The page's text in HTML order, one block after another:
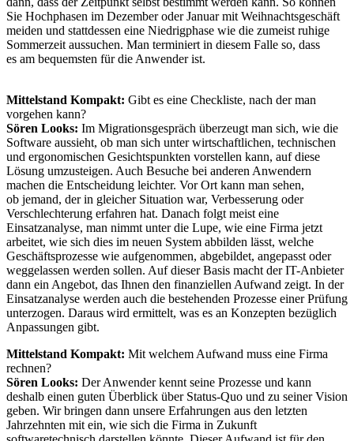
Sie Hochphasen im Dezember oder Januar mit Weihnachtsgeschäft
meiden und stattdessen eine Niedrigphase wie die zumeist ruhige
Sommerzeit aussuchen. Man terminiert in diesem Falle so, dass
es am bequemsten für die Anwender ist.
Mittelstand Kompakt: Gibt es eine Checkliste, nach der man
vorgehen kann?
Sören Looks: Im Migrationsgespräch überzeugt man sich, wie die
Software aussieht, ob man sich unter wirtschaftlichen, technischen
und ergonomischen Gesichtspunkten vorstellen kann, auf diese
Lösung umzusteigen. Auch Besuche bei anderen Anwendern
machen die Entscheidung leichter. Vor Ort kann man sehen,
ob jemand, der in gleicher Situation war, Verbesserung oder
Verschlechterung erfahren hat. Danach folgt meist eine
Einsatzanalyse, man nimmt unter die Lupe, wie eine Firma jetzt
arbeitet, wie sich dies im neuen System abbilden lässt, welche
Geschäftsprozesse wie aufgenommen, abgebildet, angepasst oder
weggelassen werden sollen. Auf dieser Basis macht der IT-Anbieter
dann ein Angebot, das Ihnen den finanziellen Aufwand zeigt. In der
Einsatzanalyse werden auch die bestehenden Prozesse einer Prüfung
unterzogen. Daraus wird ermittelt, was es an Konzepten bezüglich
Anpassungen gibt.
Mittelstand Kompakt: Mit welchem Aufwand muss eine Firma
rechnen?
Sören Looks: Der Anwender kennt seine Prozesse und kann
deshalb einen guten Überblick über Status-Quo und zu seiner Vision
geben. Wir bringen dann unsere Erfahrungen aus den letzten
Jahrzehnten mit ein, wie sich die Firma in Zukunft